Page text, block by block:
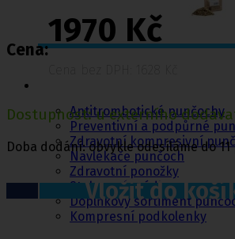
Antitrombotické punčochy
Preventivní a podpůrné
Zdravotní kompresivní
Navlékače punčoch
Zdravotní ponožky
Stahovací prádlo
Doplňkový sortiment
Kompresní podkolenky
Cena:
1970 Kč
Dostupnost: u externího
Doba dodání: obvykle odesíláme do
Vložit do